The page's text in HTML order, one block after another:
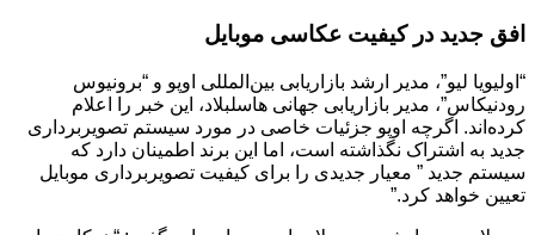
افق جدید در کیفیت عکاسی موبایل
“اولیویا لیو”، مدیر ارشد بازاریابی بین‌المللی اوپو و “برونیوس
رودنیکاس”، مدیر بازاریابی جهانی هاسلبلاد، این خبر را اعلام
کرده‌اند. اگرچه اوپو جزئیات خاصی در مورد سیستم تصویربرداری
جدید به اشتراک نگذاشته است، اما این برند اطمینان دارد که
سیستم جدید ” معیار جدیدی را برای کیفیت تصویربرداری موبایل
تعیین خواهد کرد.”